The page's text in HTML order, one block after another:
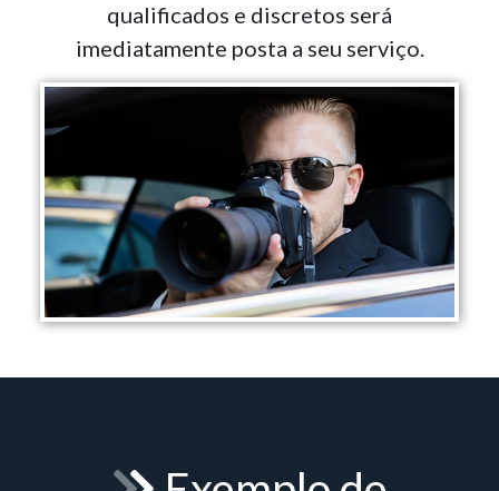
qualificados e discretos será
imediatamente posta a seu serviço.